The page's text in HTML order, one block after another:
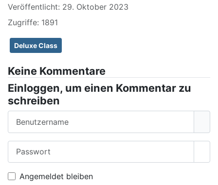
Veröffentlicht: 29. Oktober 2023
Zugriffe: 1891
Deluxe Class
Keine Kommentare
Einloggen, um einen Kommentar zu
schreiben
Angemeldet bleiben